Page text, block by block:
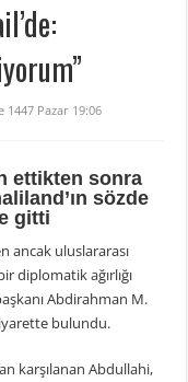
1447 Pazar 19:06
ettikten sonra
sözde
gitti
ancak uluslararası
diplomatik ağırlığı
Abdirahman M.
bulundu.
karşılanan Abdullahi,